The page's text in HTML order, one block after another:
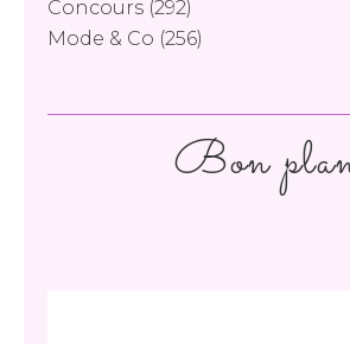
Concours (292)
Mode & Co (256)
Bon